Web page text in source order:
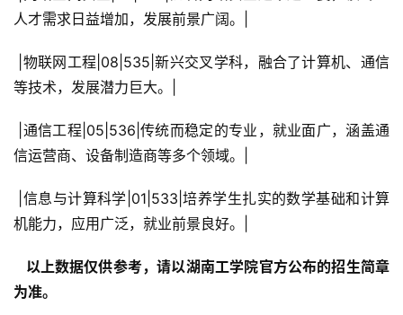
人才需求日益增加，发展前景广阔。|
等技术，发展潜力巨大。|
信运营商、设备制造商等多个领域。|
机能力，应用广泛，就业前景良好。|
  以上数据仅供参考，请以湖南工学院官方公布的招生简章
为准。